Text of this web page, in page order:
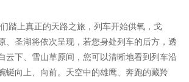
踏上真正的天路之旅，列车开始供氧，戈
、圣湖将依次呈现，若您身处列车的后方，透
云下、雪山草原间，您可以清晰地看到列车沿
蜒向上、向前。天空中的雄鹰、奔跑的藏羚